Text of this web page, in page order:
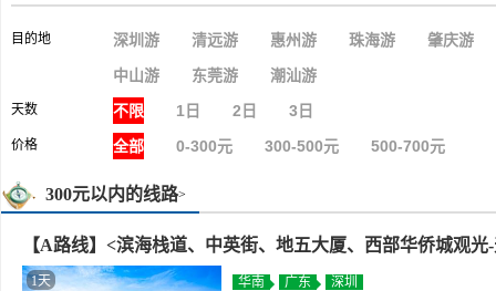
目的地 深圳游 清远游 惠州游 珠海游
肇庆游
中山游
东莞游 潮汕游
天数 不限 1日 2日 3日
价格 全部 0-300元 300-500元 500-700元
>
300元以内的线路
【A路线】<滨海栈道、中英街、地五大厦、西部华侨城观光
1天 华南 广东
深圳